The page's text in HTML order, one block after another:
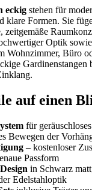
eckig stehen für
klare Formen. Sie
zeitgemäße
Optik
Wohnzimmer, Büro
Gardinenstangen
auf einen
für
Bewegen der
– kostenloser
Passform
in Schwarz
Edelstahloptik